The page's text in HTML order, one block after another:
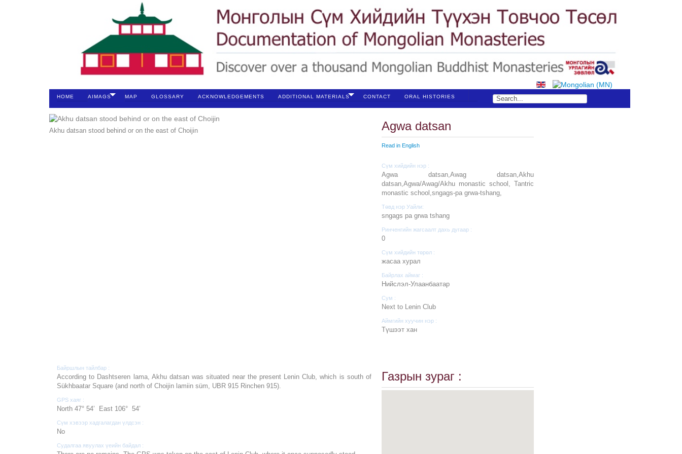
HOME AIMAGS MAP GLOSSARY ACKNOWLEDGEMENTS ADDITIONAL MATERIALS CONTACT ORAL HISTORIES
Akhu datsan stood behind or on the east of Choijin Agwa datsan
Read in English
Сүм хийдийн нэр :
Agwa datsan,Awag datsan,Akhu
datsan,Agwa/Awag/Akhu monastic school, Tantric
monastic school,sngags-pa grwa-tshang,
Төвд нэр Уайли:
sngags pa grwa tshang
Ринченгийн жагсаалт дахь дугаар :
0
Сүм хийдийн төрөл :
жасаа хурал
Байрлах аймаг :
Нийслэл-Улаанбаатар
Сум :
Next to Lenin Club
Аймгийн хуучин нэр :
Түшээт хан
Байршлын тайлбар :
According to Dashtseren lama, Akhu datsan was situated near the present Lenin Club, which is south of
Sükhbaatar Square (and north of Choijin lamiin süm, UBR 915 Rinchen 915).
GPS хаяг :
North 47° 54’ East 106° 54’
Сүм хэвээр хадгалагдан үлдсэн :
No
Судалгаа явуулах үеийн байдал :
Газрын зураг :